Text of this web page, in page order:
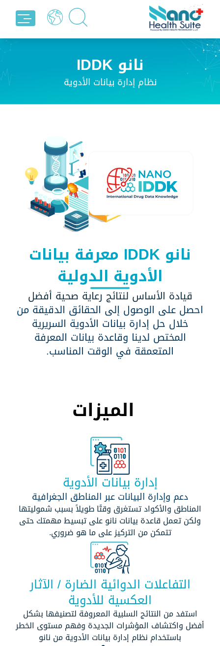
نانو IDDK
نظام إدارة بيانات الأدوية
نانو IDDK معرفة بيانات
الأدوية الدولية
قيادة الأساس لنتائج رعاية صحية أفضل
احصل على الوصول إلى الحقائق الدقيقة من
خلال حل إدارة بيانات الأدوية السريرية
المختص لدينا وقاعدة بيانات المعرفة
المتعمقة في الوقت المناسب.
الميزات
إدارة بيانات الأدوية
دعم وإدارة البيانات عبر المناطق الجغرافية
المناطق والأكواد تستغرق وقتًا طويلاً بسبب شموليتها
ولكن تعمل قاعدة بيانات نانو على تبسيط مهمتك حتى
تتمكن من التركيز على ما هو ضروري.
التفاعلات الدوائية الضارة / الآثار
العكسية للأدوية
استفد من النتائج السلبية المعروفة لتصنيفها بشكل
أفضل واكتشاف المؤشرات الجديدة وفهم مستوى الخطر
باستخدام نظام إدارة بيانات الأدوية من نانو